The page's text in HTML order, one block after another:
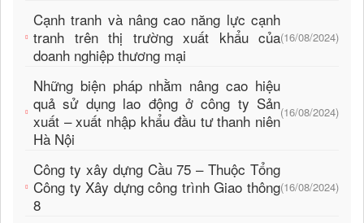
Cạnh tranh và nâng cao năng lực cạnh
tranh trên thị trường xuất khẩu của
doanh nghiệp thương mại
(16/08/2024)
Những biện pháp nhằm nâng cao hiệu
quả sử dụng lao động ở công ty Sản
xuất – xuất nhập khẩu đầu tư thanh niên
Hà Nội
(16/08/2024)
Công ty xây dựng Cầu 75 – Thuộc Tổng
Công ty Xây dựng công trình Giao thông
8
(16/08/2024)